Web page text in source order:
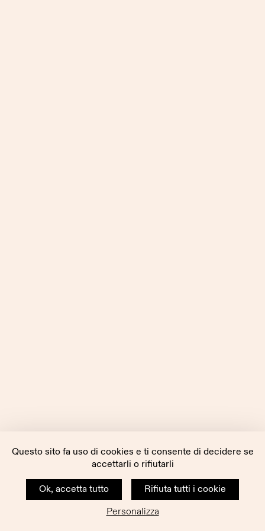
Questo sito fa uso di cookies e ti consente di decidere se
accettarli o rifiutarli
Ok, accetta tutto
Rifiuta tutti i cookie
Personalizza